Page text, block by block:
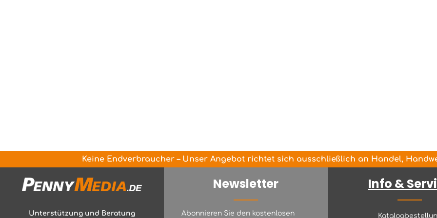
Keine Endverbraucher – Unser Angebot richtet sich ausschließlich an Handel,
Unterstützung und Beratung
Newsletter
Abonnieren Sie den kostenlosen
Info &